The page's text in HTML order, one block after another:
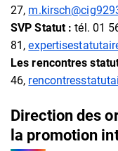
27,
SVP Statut : tél. 01
81,
Les rencontres
46,
Direction des
la promotion